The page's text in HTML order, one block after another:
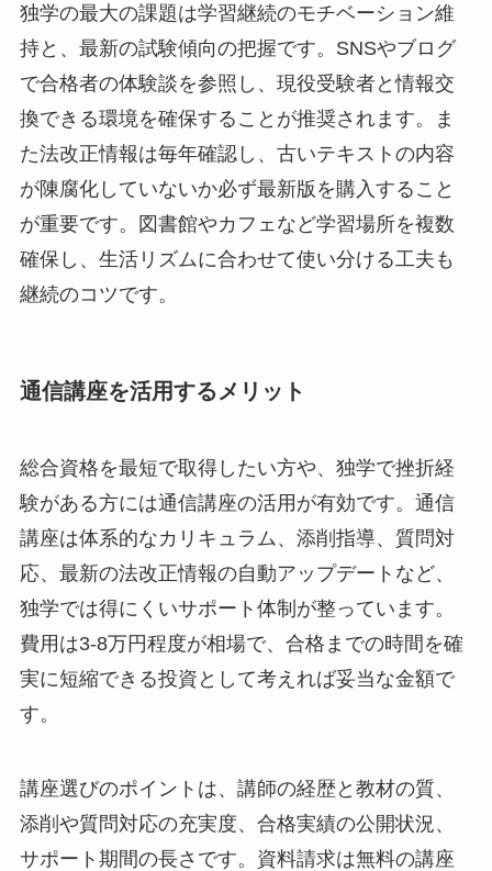
独学の最大の課題は学習継続のモチベーション維
持と、最新の試験傾向の把握です。SNSやブログ
で合格者の体験談を参照し、現役受験者と情報交
換できる環境を確保することが推奨されます。ま
た法改正情報は毎年確認し、古いテキストの内容
が陳腐化していないか必ず最新版を購入すること
が重要です。図書館やカフェなど学習場所を複数
確保し、生活リズムに合わせて使い分ける工夫も
継続のコツです。
通信講座を活用するメリット
総合資格を最短で取得したい方や、独学で挫折経
験がある方には通信講座の活用が有効です。通信
講座は体系的なカリキュラム、添削指導、質問対
応、最新の法改正情報の自動アップデートなど、
独学では得にくいサポート体制が整っています。
費用は3-8万円程度が相場で、合格までの時間を確
実に短縮できる投資として考えれば妥当な金額で
す。
講座選びのポイントは、講師の経歴と教材の質、
添削や質問対応の充実度、合格実績の公開状況、
サポート期間の長さです。資料請求は無料の講座